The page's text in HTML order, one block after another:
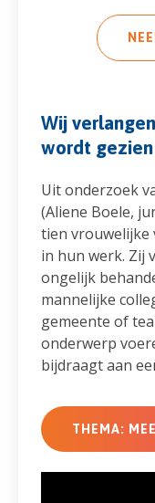
Wij
wordt gezien
Uit onderzoek
(Aliene Boele,
tien vrouwelijke
in hun werk. Zij
ongelijk
mannelijke
gemeente of
onderwerp
bijdraagt aan
THEMA: